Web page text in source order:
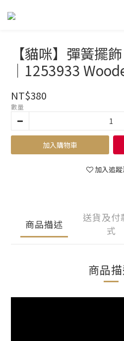
【貓咪】彈簧擺
｜1253933
NT$380
數量
加入購物車
加入追
商品描述
送貨及付
式
商品